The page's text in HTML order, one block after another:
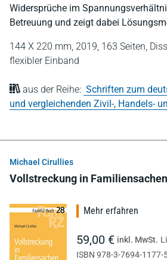
Widersprüche im
Betreuung und zeigt dabei
144 X 220 mm, 2019, 163 Seiten,
flexibler Einband
aus der Reihe: Schriften zum
und vergleichenden Zivil-, Handels-
Michael Cirullies
Vollstreckung in Familiensachen
Mehr erfahren
59,00 € inkl. MwSt.
ISBN 978-3-7694-1177-